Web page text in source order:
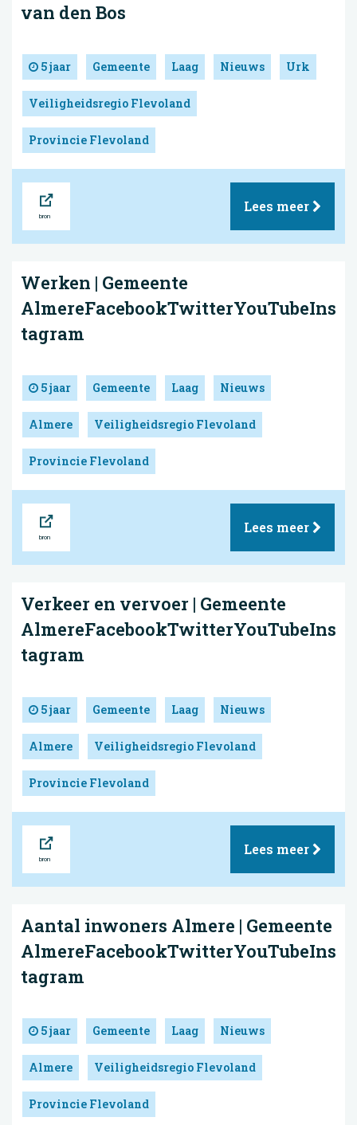
van den Bos
5 jaar Gemeente Laag Nieuws Urk
Veiligheidsregio Flevoland
Provincie Flevoland
Lees meer
Werken | Gemeente
AlmereFacebookTwitterYouTubeIns
tagram
5 jaar Gemeente Laag Nieuws
Almere Veiligheidsregio Flevoland
Provincie Flevoland
Lees meer
Verkeer en vervoer | Gemeente
AlmereFacebookTwitterYouTubeIns
tagram
5 jaar Gemeente Laag Nieuws
Almere Veiligheidsregio Flevoland
Provincie Flevoland
Lees meer
Aantal inwoners Almere | Gemeente
AlmereFacebookTwitterYouTubeIns
tagram
5 jaar Gemeente Laag Nieuws
Almere Veiligheidsregio Flevoland
Provincie Flevoland